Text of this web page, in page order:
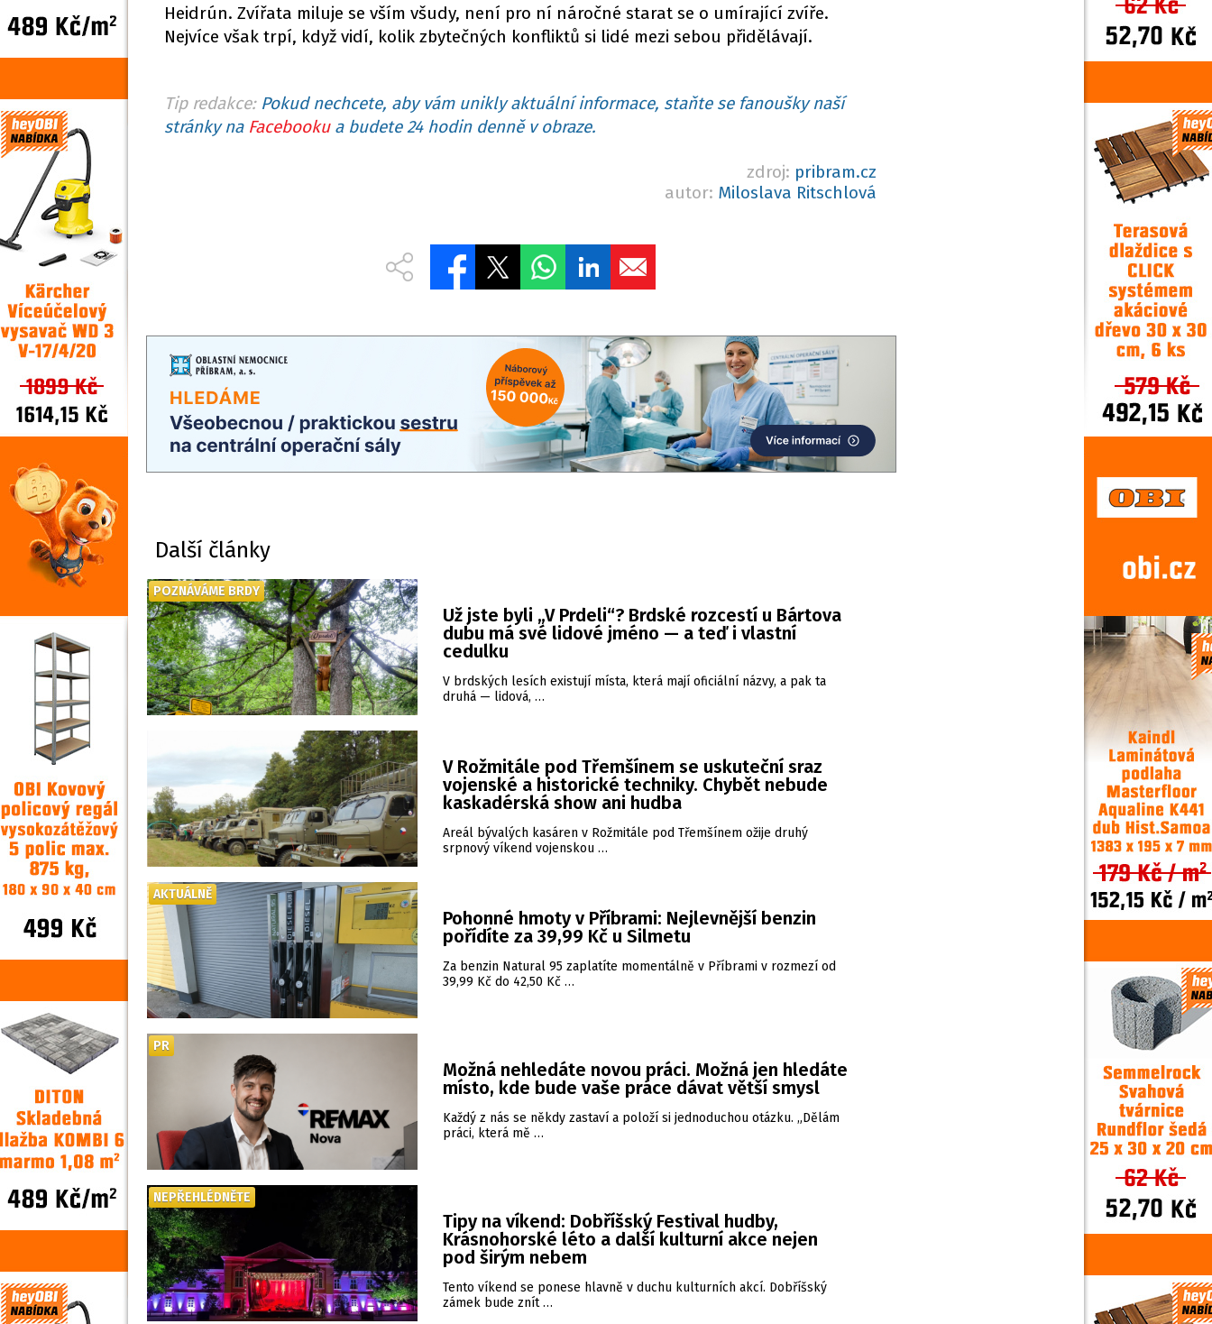
Heidrún. Zvířata miluje se vším všudy, není pro ní náročné starat se o umírající zvíře.
Nejvíce však trpí, když vidí, kolik zbytečných konfliktů si lidé mezi sebou přidělávají.
Tip redakce: Pokud nechcete, aby vám unikly aktuální informace, staňte se fanoušky naší
stránky na Facebookua budete 24 hodin denně v obraze.
zdroj: pribram.cz
autor: Miloslava Ritschlová
Další články
Už jste byli „V Prdeli“? Brdské rozcestí u Bártova
dubu má své lidové jméno — a teď i vlastní
cedulku
V brdských lesích existují místa, která mají oficiální názvy, a pak ta
druhá — lidová, …
POZNÁVÁME BRDY
V Rožmitále pod Třemšínem se uskuteční sraz
vojenské a historické techniky. Chybět nebude
kaskadérská show ani hudba
Areál bývalých kasáren v Rožmitále pod Třemšínem ožije druhý
srpnový víkend vojenskou …
Pohonné hmoty v Příbrami: Nejlevnější benzin
pořídíte za 39,99 Kč u Silmetu
Za benzin Natural 95 zaplatíte momentálně v Příbrami v rozmezí od
39,99 Kč do 42,50 Kč …
AKTUÁLNĚ
Možná nehledáte novou práci. Možná jen hledáte
místo, kde bude vaše práce dávat větší smysl
Každý z nás se někdy zastaví a položí si jednoduchou otázku. „Dělám
práci, která mě …
PR
Tipy na víkend: Dobříšský Festival hudby,
Krásnohorské léto a další kulturní akce nejen
pod širým nebem
Tento víkend se ponese hlavně v duchu kulturních akcí. Dobříšský
zámek bude znít …
NEPŘEHLÉDNĚTE